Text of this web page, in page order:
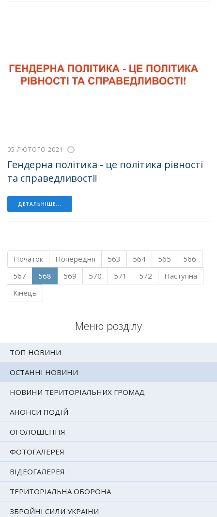
Меню розділу
ТОП НОВИНИ
ОСТАННІ НОВИНИ
НОВИНИ ТЕРИТОРІАЛЬНИХ ГРОМАД
АНОНСИ ПОДІЙ
ОГОЛОШЕННЯ
ФОТОГАЛЕРЕЯ
ВІДЕОГАЛЕРЕЯ
ТЕРИТОРІАЛЬНА ОБОРОНА
ЗБРОЙНІ СИЛИ УКРАЇНИ
05 ЛЮТОГО 2021
Гендерна політика - це політика рівності
та справедливості!
ДЕТАЛЬНІШЕ...
Початок Попередня 563 564 565
566
567
568 569 570 571 572
Наступна
Кінець